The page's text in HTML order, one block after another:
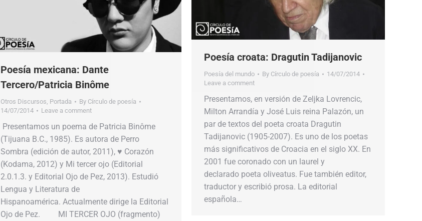
Poesía croata: Dragutin Tadijanovic
Poesía del mundo By Círculo de poesía
14/07/2014
Leave a comment
Presentamos, en versión de Zeljka Lovrencic,
Milton Arrandía y José Luis reina Palazón, un
par de textos del poeta croata Dragutin
Tadijanovic (1905-2007). Es uno de los poetas
más significativos de Croacia en el siglo XX. En
2001 fue coronado con un laurel y
declarado poeta oliveatus. Fue también editor,
traductor y escribió prosa. La editorial
española…
Poesía mexicana: Dante
Tercero/Patricia Binôme
Otros Discursos Portada By Círculo de poesía
14/07/2014
Leave a comment
Presentamos un poema de Patricia Binôme
(Tijuana B.C., 1985). Es autora de Perro
Sombra (edición de autor, 2011), ♥ Corazón
(Kodama, 2012) y Mi tercer ojo (Editorial
2.0.1.3. y Editorial Ojo de Pez, 2013). Estudió
Lengua y Literatura de
Hispanoamérica. Actualmente dirige la Editorial
Ojo de Pez. MI TERCER OJO (fragmento)